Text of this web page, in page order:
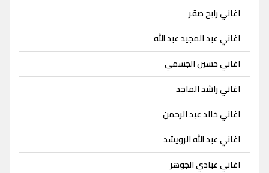
اغاني رابح صقر
اغاني عبد المجيد عبد الله
اغاني حسين الجسمي
اغاني راشد الماجد
اغاني خالد عبد الرحمن
اغاني عبد الله الرويشد
اغاني عبادي الجوهر